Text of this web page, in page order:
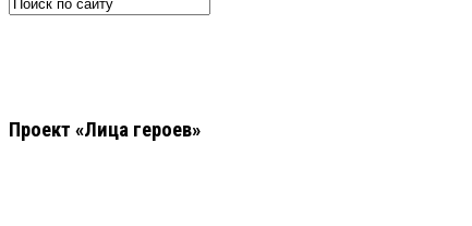
Проект «Лица героев»